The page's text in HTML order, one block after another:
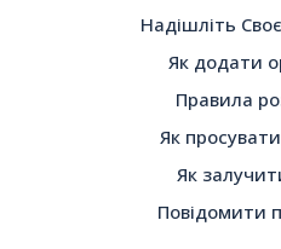
Надішліть
Як додати
Правила
Як просувати
Як
Повідомити